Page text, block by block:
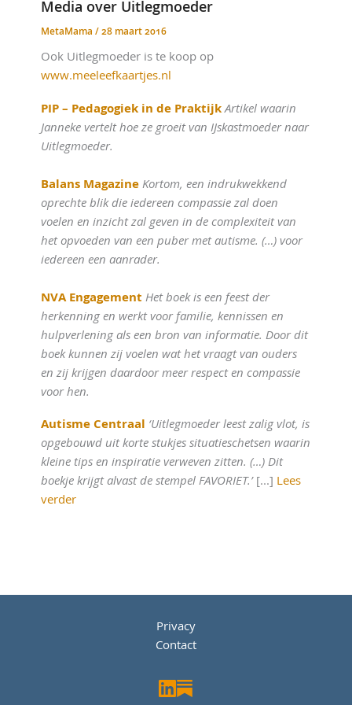
Media over Uitlegmoeder
MetaMama/28 maart 2016
Ook Uitlegmoeder is te koop op
www.meeleefkaartjes.nl
PIP – Pedagogiek in de Praktijk Artikel waarin
Janneke vertelt hoe ze groeit van IJskastmoeder naar
Uitlegmoeder.
Balans Magazine Kortom, een indrukwekkend
oprechte blik die iedereen compassie zal doen
voelen en inzicht zal geven in de complexiteit van
het opvoeden van een puber met autisme. (…) voor
iedereen een aanrader.
NVA Engagement Het boek is een feest der
herkenning en werkt voor familie, kennissen en
hulpverlening als een bron van informatie. Door dit
boek kunnen zij voelen wat het vraagt van ouders
en zij krijgen daardoor meer respect en compassie
voor hen.
Autisme Centraal ‘Uitlegmoeder leest zalig vlot, is
opgebouwd uit korte stukjes situatieschetsen waarin
kleine tips en inspiratie verweven zitten. (…) Dit
boekje krijgt alvast de stempel FAVORIET.’[...] Lees
verder
Privacy
Contact